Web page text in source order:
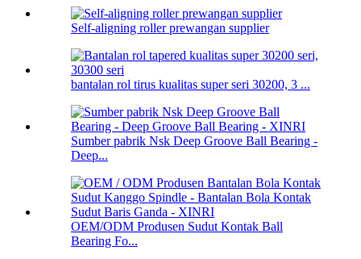
Self-aligning roller prewangan supplier
bantalan rol tirus kualitas super seri 30200, 3 ...
Sumber pabrik Nsk Deep Groove Ball Bearing -
Deep...
OEM/ODM Produsen Sudut Kontak Ball
Bearing Fo...